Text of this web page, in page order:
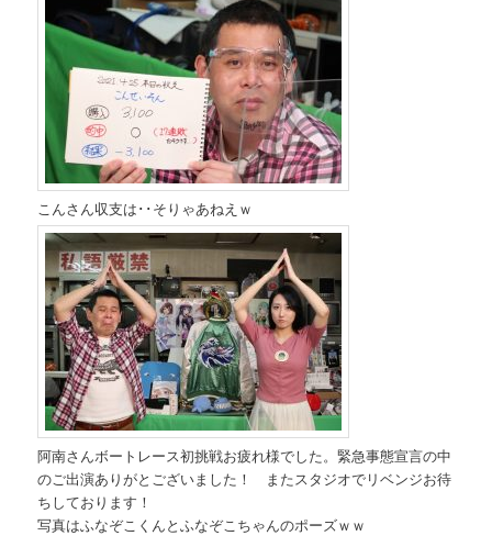
こんさん収支は･･そりゃあねえｗ
阿南さんボートレース初挑戦お疲れ様でした。緊急事態宣言の中
のご出演ありがとございました！ またスタジオでリベンジお待
ちしております！
写真はふなぞこくんとふなぞこちゃんのポーズｗｗ